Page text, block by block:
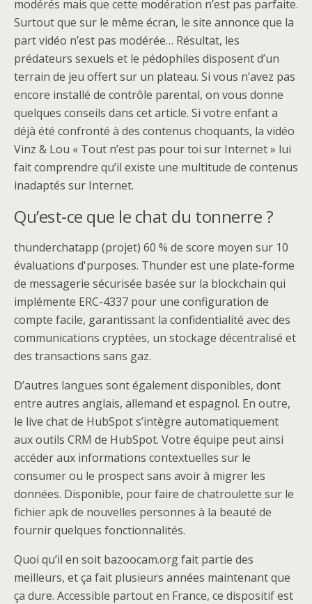
modérés mais que cette modération n’est pas parfaite.
Surtout que sur le même écran, le site annonce que la
part vidéo n’est pas modérée… Résultat, les
prédateurs sexuels et le pédophiles disposent d’un
terrain de jeu offert sur un plateau. Si vous n’avez pas
encore installé de contrôle parental, on vous donne
quelques conseils dans cet article. Si votre enfant a
déjà été confronté à des contenus choquants, la vidéo
Vinz & Lou « Tout n’est pas pour toi sur Internet » lui
fait comprendre qu’il existe une multitude de contenus
inadaptés sur Internet.
Qu’est-ce que le chat du tonnerre ?
thunderchatapp (projet) 60 % de score moyen sur 10
évaluations d'purposes. Thunder est une plate-forme
de messagerie sécurisée basée sur la blockchain qui
implémente ERC-4337 pour une configuration de
compte facile, garantissant la confidentialité avec des
communications cryptées, un stockage décentralisé et
des transactions sans gaz.
D’autres langues sont également disponibles, dont
entre autres anglais, allemand et espagnol. En outre,
le live chat de HubSpot s’intègre automatiquement
aux outils CRM de HubSpot. Votre équipe peut ainsi
accéder aux informations contextuelles sur le
consumer ou le prospect sans avoir à migrer les
données. Disponible, pour faire de chatroulette sur le
fichier apk de nouvelles personnes à la beauté de
fournir quelques fonctionnalités.
Quoi qu’il en soit bazoocam.org fait partie des
meilleurs, et ça fait plusieurs années maintenant que
ça dure. Accessible partout en France, ce dispositif est